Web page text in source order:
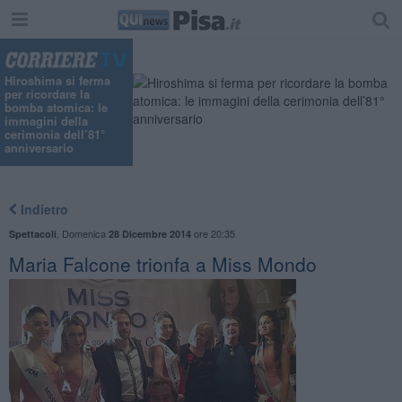
Hiroshima si ferma
per ricordare la
bomba atomica: le
immagini della
cerimonia dell’81°
anniversario
Indietro
Spettacoli Domenica 28 Dicembre 2014ore 20:35
Maria Falcone trionfa a Miss Mondo